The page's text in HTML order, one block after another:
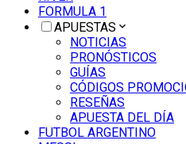
FORMULA 1
APUESTAS
NOTICIAS
PRONÓSTICOS
GUÍAS
CÓDIGOS
RESEÑAS
APUESTA DEL DÍA
FUTBOL ARGENTINO